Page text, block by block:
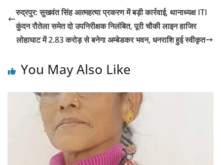
रुद्रपुर: सुखवंत सिंह आत्महत्या प्रकरण में बड़ी कार्रवाई, थानाध्यक्ष ITI
कुंदन रौतेला समेत दो उपनिरीक्षक निलंबित, पूरी चौकी लाइन हाजिर
लोहाघाट में 2.83 करोड़ से बनेगा अम्बेडकर भवन, धनराशि हुई स्वीकृत
You May Also Like